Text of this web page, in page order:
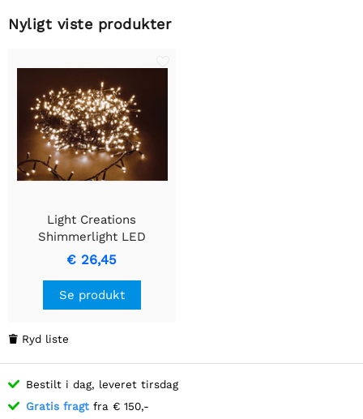
Nyligt viste produkter
Light Creations
Shimmerlight LED
lyskæde med 740 Arizona
White lys, 16 meter lang
€ 26,45
Se produkt
 Ryd liste
Bestilt i dag, leveret tirsdag
Gratis fragt fra € 150,-